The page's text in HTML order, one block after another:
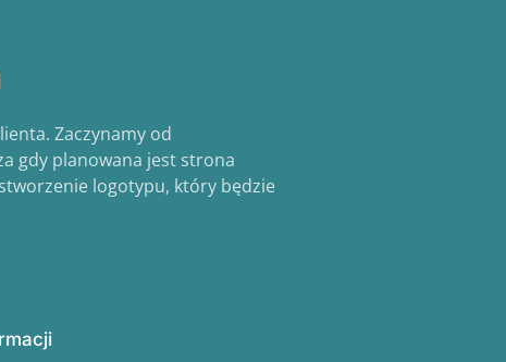
Zaczynamy od
gdy planowana jest strona
logotypu, który będzie